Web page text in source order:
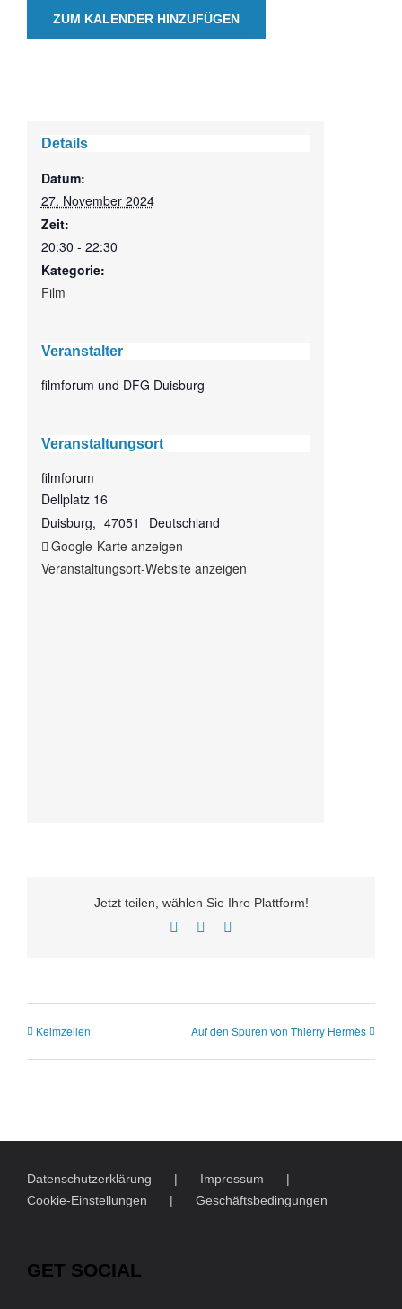
ZUM KALENDER HINZUFÜGEN
Details
Datum:
27. November 2024
Zeit:
20:30 - 22:30
Kategorie:
Film
Veranstalter
filmforum und DFG Duisburg
Veranstaltungsort
filmforum
Dellplatz 16
Duisburg, 47051
Deutschland
Google-Karte anzeigen
Veranstaltungsort-Website anzeigen
Jetzt teilen, wählen Sie Ihre Plattform!
Facebook
Twitter
Keimzellen Auf den Spuren von Thierry Hermès
Datenschutzerklärung
Impressum
Cookie-Einstellungen
Geschäftsbedingungen
GET SOCIAL